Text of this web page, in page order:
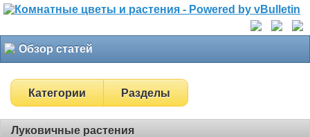
Обзор статей
Категории Разделы
Луковичные растения